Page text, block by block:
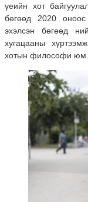
үеийн хот
бөгөөд 2020
эхэлсэн бөгөөд
хугацааны
хотын философи юм.